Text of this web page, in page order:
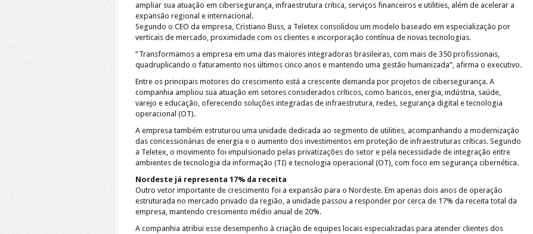
ampliar sua atuação em cibersegurança, infraestrutura crítica, serviços financeiros e utilities, além de acelerar a
expansão regional e internacional.
Segundo o CEO da empresa, Cristiano Buss, a Teletex consolidou um modelo baseado em especialização por
verticais de mercado, proximidade com os clientes e incorporação contínua de novas tecnologias.
“Transformamos a empresa em uma das maiores integradoras brasileiras, com mais de 350 profissionais,
quadruplicando o faturamento nos últimos cinco anos e mantendo uma gestão humanizada”, afirma o executivo.
Entre os principais motores do crescimento está a crescente demanda por projetos de cibersegurança. A
companhia ampliou sua atuação em setores considerados críticos, como bancos, energia, indústria, saúde,
varejo e educação, oferecendo soluções integradas de infraestrutura, redes, segurança digital e tecnologia
operacional (OT).
A empresa também estruturou uma unidade dedicada ao segmento de utilities, acompanhando a modernização
das concessionárias de energia e o aumento dos investimentos em proteção de infraestruturas críticas. Segundo
a Teletex, o movimento foi impulsionado pelas privatizações do setor e pela necessidade de integração entre
ambientes de tecnologia da informação (TI) e tecnologia operacional (OT), com foco em segurança cibernética.
Nordeste já representa 17% da receita
Outro vetor importante de crescimento foi a expansão para o Nordeste. Em apenas dois anos de operação
estruturada no mercado privado da região, a unidade passou a responder por cerca de 17% da receita total da
empresa, mantendo crescimento médio anual de 20%.
A companhia atribui esse desempenho à criação de equipes locais especializadas para atender clientes dos